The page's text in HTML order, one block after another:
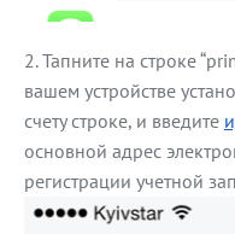
Тапните на строке
вашем устройстве
счету строке, и введите
основной адрес
регистрации учетной